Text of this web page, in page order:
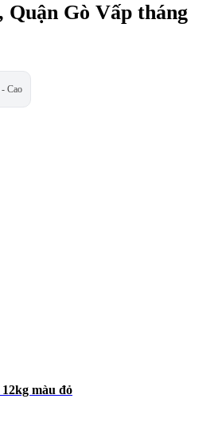
Quận Gò Vấp tháng
Cao
màu đỏ